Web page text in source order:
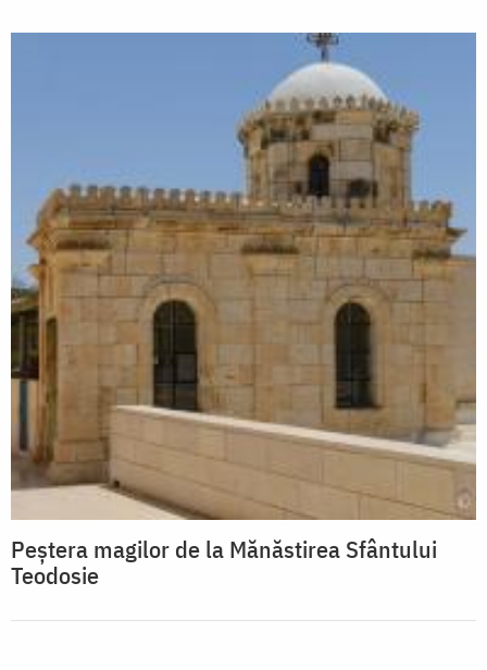
Peştera magilor de la Mănăstirea Sfântului
Teodosie